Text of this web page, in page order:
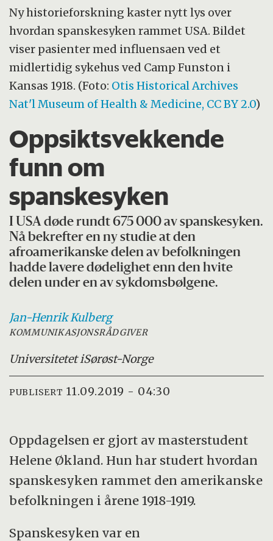
Ny historieforskning kaster nytt lys over
hvordan spanskesyken rammet USA. Bildet
viser pasienter med influensaen ved et
midlertidig sykehus ved Camp Funston i
Kansas 1918. (Foto: Otis Historical Archives
Nat'l Museum of Health & Medicine, CC BY 2.0)
Oppsiktsvekkende
funn om
spanskesyken
I USA døde rundt 675 000 av spanskesyken.
Nå bekrefter en ny studie at den
afroamerikanske delen av befolkningen
hadde lavere dødelighet enn den hvite
delen under en av sykdomsbølgene.
Jan-HenrikKulberg
KOMMUNIKASJONSRÅDGIVER
Universitetet iSørøst-Norge
PUBLISERT 11.09.2019 - 04:30
Oppdagelsen er gjort av masterstudent
Helene Økland. Hun har studert hvordan
spanskesyken rammet den amerikanske
befolkningen i årene 1918-1919.
Spanskesyken var en